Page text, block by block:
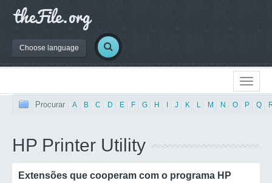
Choose language
Procurar A B C D E F G H J K L M N O P Q
HP Printer Utility
Extensões que cooperam com o programa HP